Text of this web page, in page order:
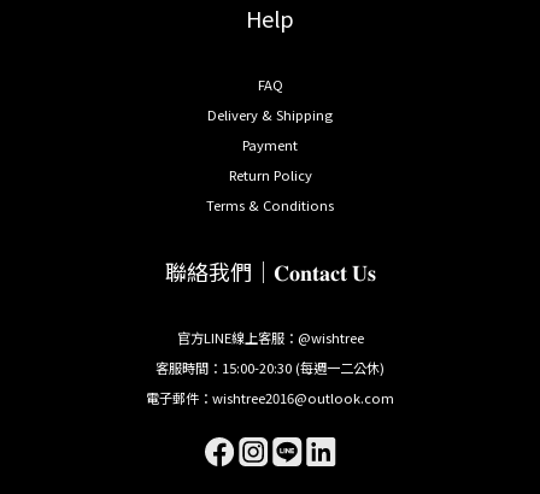
Help
FAQ
Delivery & Shipping
Payment
Return Policy
Terms & Conditions
聯絡我們｜𝐂𝐨𝐧𝐭𝐚𝐜𝐭 𝐔𝐬
官方LINE線上客服：@wishtree
客服時間：15:00-20:30 (每週一二公休)
電子郵件：wishtree2016@outlook.com